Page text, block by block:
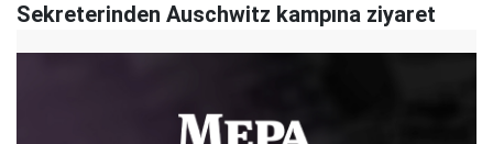
Sekreterinden Auschwitz kampına ziyaret